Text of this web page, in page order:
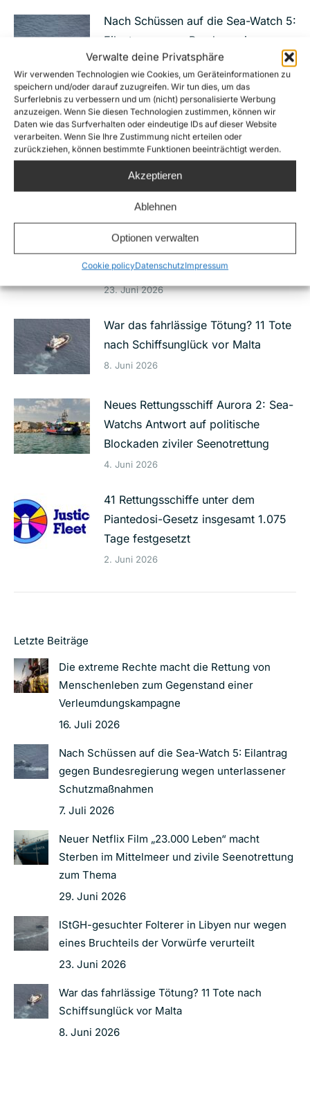
Verwalte deine Privatsphäre
Wir verwenden Technologien wie Cookies, um Geräteinformationen zu
speichern und/oder darauf zuzugreifen. Wir tun dies, um das
Surferlebnis zu verbessern und um (nicht) personalisierte Werbung
anzuzeigen. Wenn Sie diesen Technologien zustimmen, können wir
Daten wie das Surfverhalten oder eindeutige IDs auf dieser Website
verarbeiten. Wenn Sie Ihre Zustimmung nicht erteilen oder
zurückziehen, können bestimmte Funktionen beeinträchtigt werden.
Akzeptieren
Ablehnen
Optionen verwalten
Cookie policyDatenschutzImpressum
Nach Schüssen auf die Sea-Watch 5:
Eilantrag gegen Bundesregierung
wegen unterlassener
Schutzmaßnahmen
7. Juli 2026
Neuer Netflix Film „23.000 Leben“
macht Sterben im Mittelmeer und
zivile Seenotrettung zum Thema
29. Juni 2026
IStGH-gesuchter Folterer in Libyen
nur wegen eines Bruchteils der
Vorwürfe verurteilt
23. Juni 2026
War das fahrlässige Tötung? 11 Tote
nach Schiffsunglück vor Malta
8. Juni 2026
Neues Rettungsschiff Aurora 2: Sea-
Watchs Antwort auf politische
Blockaden ziviler Seenotrettung
4. Juni 2026
41 Rettungsschiffe unter dem
Piantedosi-Gesetz insgesamt 1.075
Tage festgesetzt
2. Juni 2026
Letzte Beiträge
Die extreme Rechte macht die Rettung von
Menschenleben zum Gegenstand einer
Verleumdungskampagne
16. Juli 2026
Nach Schüssen auf die Sea-Watch 5: Eilantrag
gegen Bundesregierung wegen unterlassener
Schutzmaßnahmen
7. Juli 2026
Neuer Netflix Film „23.000 Leben“ macht
Sterben im Mittelmeer und zivile Seenotrettung
zum Thema
29. Juni 2026
IStGH-gesuchter Folterer in Libyen nur wegen
eines Bruchteils der Vorwürfe verurteilt
23. Juni 2026
War das fahrlässige Tötung? 11 Tote nach
Schiffsunglück vor Malta
8. Juni 2026